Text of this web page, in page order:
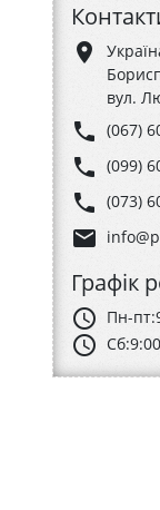
place
вул.
phone (067)
phone (099)
phone (073)
email
Графік
schedule Пн-пт:
schedule Сб: